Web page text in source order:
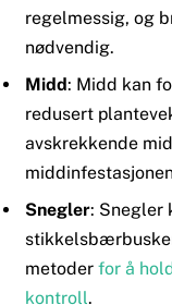
regelmessig, og
nødvendig.
Midd: Midd kan
redusert
avskrekkende
Snegler: Snegler
metoder for å
kontroll.